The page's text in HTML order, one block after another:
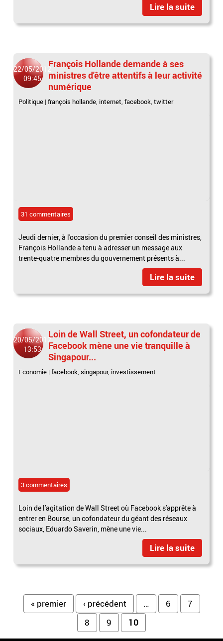
Lire la suite
22/05/2012
09:45
François Hollande demande à ses
ministres d'être attentifs à leur activité
numérique
Politique |françois hollande internet ,facebook ,twitter
31 commentaires
Jeudi dernier, à l'occasion du premier conseil des ministres,
François Hollande a tenu à adresser un message aux
trente-quatre membres du gouvernement présents à...
Lire la suite
20/05/2012
13:53
Loin de Wall Street, un cofondateur de
Facebook mène une vie tranquille à
Singapour...
Economie |facebook,singapour, investissement
3 commentaires
Loin de l'agitation de Wall Street où Facebook s'apprête à
entrer en Bourse, un cofondateur du géant des réseaux
sociaux, Eduardo Saverin, mène une vie...
Lire la suite
Pages
« premier ‹ précédent … 6
7
8
9 10